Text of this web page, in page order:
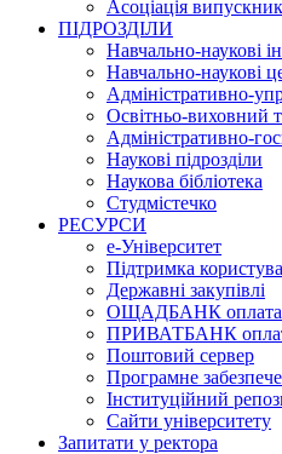
Асоціація
ПІДРОЗДІЛИ
Навчально-наукові
Навчально-наукові
Адміністративно-
Освітньо-виховний
Адміністративно-
Наукові підрозділи
Наукова бібліотека
Студмістечко
РЕСУРСИ
е-Університет
Підтримка
Державні закупівлі
ОЩАДБАНК оплата
ПРИВАТБАНК
Поштовий сервер
Програмне
Інституційний
Сайти університету
Запитати у ректора